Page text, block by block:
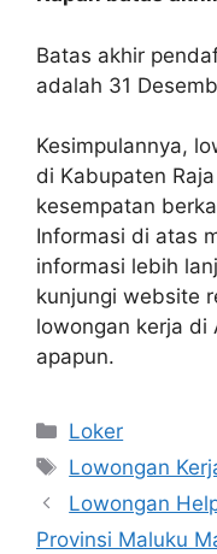
Batas akhir
adalah 31
Kesimpulannya,
di Kabupaten
kesempatan
Informasi di atas
informasi lebih
kunjungi website
lowongan kerja
apapun.
Kategori
Loker
Tag
Lowongan
Lowongan
Provinsi Maluku